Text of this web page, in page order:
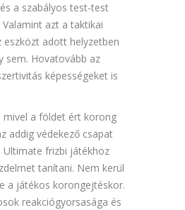
a szabályos test-test
azt a taktikai
eszközt adott helyzetben
sem. Hovatovább az
képességeket is
mivel a földet ért korong
addig védekező csapat
Ultimate frizbi játékhoz
tanítani. Nem kerül
a játékos korongejtéskor.
reakciógyorsasága és